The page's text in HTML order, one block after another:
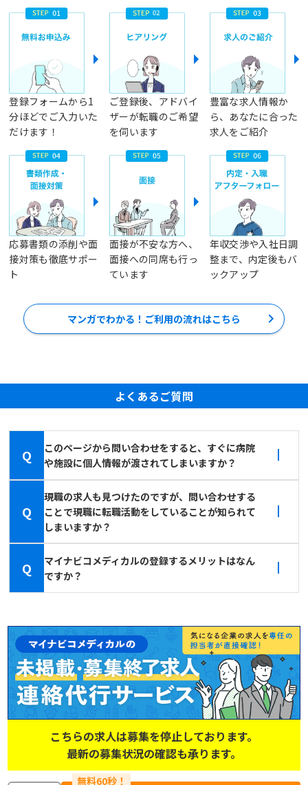
登録フォームから1
分ほどでご入力いた
だけます！
ご登録後、アドバイ
ザーが転職のご希望
を伺います
豊富な求人情報か
ら、あなたに合った
求人をご紹介
応募書類の添削や面
接対策も徹底サポー
ト
面接が不安な方へ、
面接への同席も行っ
ています
年収交渉や入社日調
整まで、内定後もバ
ックアップ
マンガでわかる！ご利用の流れはこちら
よくあるご質問
Q
このページから問い合わせをすると、すぐに病院
や施設に個人情報が渡されてしまいますか？
Q
現職の求人も見つけたのですが、問い合わせする
ことで現職に転職活動をしていることが知られて
しまいますか？
Q
マイナビコメディカルの登録するメリットはなん
ですか？
こちらの求人は募集を停止しております。
最新の募集状況の確認も承ります。